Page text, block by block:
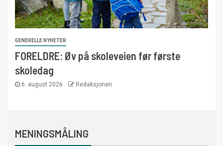
GENERELLE NYHETER
FORELDRE: Øv på skoleveien før første
skoledag
6. august 2026 Redaksjonen
MENINGSMÅLING